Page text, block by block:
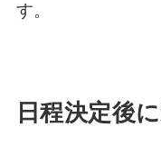
す。
日程決定後